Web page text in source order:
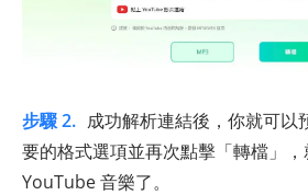
步驟 2. 成功解析連結後，你就可以
要的格式選項並再次點擊「轉檔」
YouTube 音樂了。